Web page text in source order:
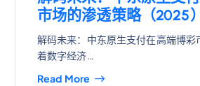
市场的渗透策略（2025）
解码未来：中东原生支付在高端博彩
着数字经济…
Read More